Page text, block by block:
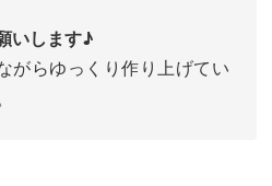
いします♪
がらゆっくり作り上げてい